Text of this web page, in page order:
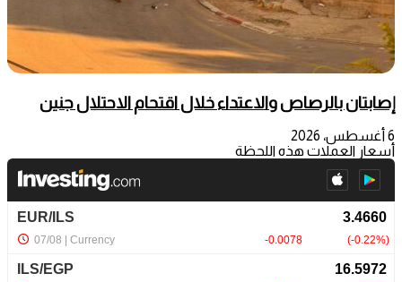
إصابتان بالرصاص والاعتداء خلال اقتحام الاحتلال جنين
6 أغسطس، 2026
أسعار العملات هذه اللحظة